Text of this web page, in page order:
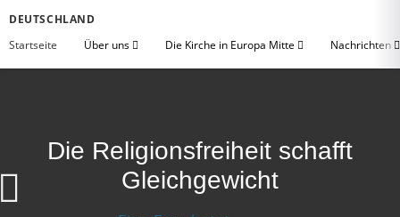
DEUTSCHLAND
Startseite
Über uns Die Kirche in Europa Mitte Nachrichten
Die Religionsfreiheit schafft
Gleichgewicht